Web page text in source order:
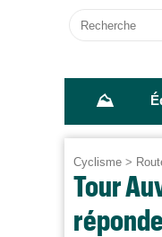
Recherche
⛰
Cyclisme >
Tour